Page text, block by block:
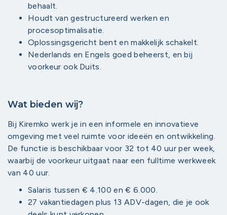
behaalt.
Houdt van gestructureerd werken en
procesoptimalisatie.
Oplossingsgericht bent en makkelijk schakelt.
Nederlands en Engels goed beheerst, en bij
voorkeur ook Duits.
Wat bieden wij?
Bij Kiremko werk je in een informele en innovatieve
omgeving met veel ruimte voor ideeën en ontwikkeling.
De functie is beschikbaar voor 32 tot 40 uur per week,
waarbij de voorkeur uitgaat naar een fulltime werkweek
van 40 uur.
Salaris tussen € 4.100 en € 6.000.
27 vakantiedagen plus 13 ADV-dagen, die je ook